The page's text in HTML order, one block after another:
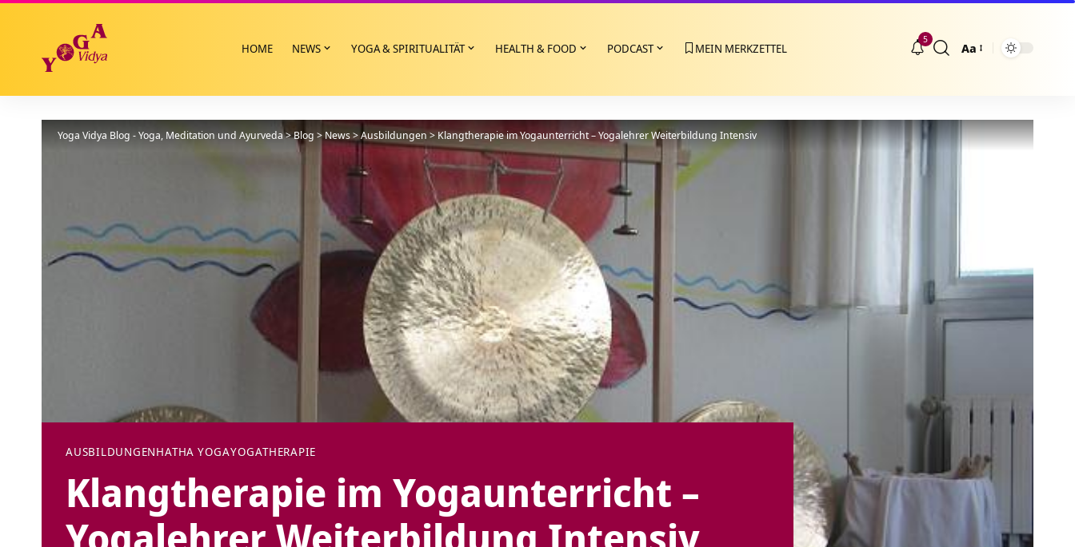
HOME NEWS YOGA & SPIRITUALITÄT HEALTH & FOOD PODCAST MEIN MERKZETTEL
5
Größenänderung
Aa
Yoga Vidya Blog - Yoga, Meditation und Ayurveda>Blog > News>Ausbildungen>Klangtherapie im Yogaunterricht – Yogalehrer Weiterbildung Intensiv
AUSBILDUNGENHATHA YOGAYOGATHERAPIE
Klangtherapie im Yogaunterricht –